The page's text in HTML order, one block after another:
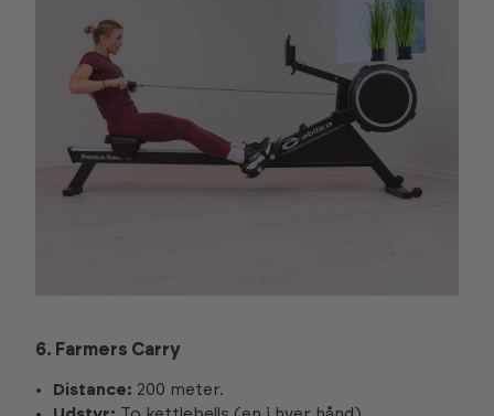
6. Farmers Carry
Distance: 200 meter.